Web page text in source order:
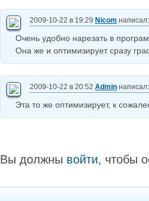
2009-10-22 в 19:29 Nicom написал:
Очень удобно нарезать в
Она же и оптимизирует сразу
2009-10-22 в 20:52 Admin написал:
Эта то же оптимизирует, к
Вы должны войти, чтобы